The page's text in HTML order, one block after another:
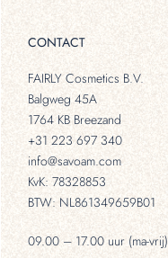
CONTACT
FAIRLY Cosmetics B.V.
Balgweg 45A
1764 KB Breezand
+31 223 697 340
info@savoam.com
KvK: 78328853
BTW: NL861349659B01
09.00 – 17.00 uur (ma-vrij)